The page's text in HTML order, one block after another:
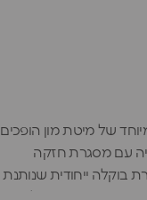
של מיטת מון הופכים
עם מסגרת חזקה
בוקלה ייחודית שנותנת